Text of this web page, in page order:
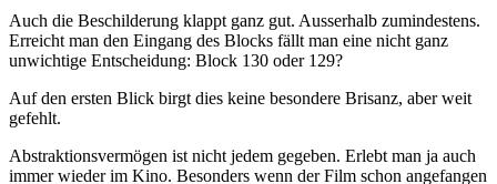
Auch die Beschilderung klappt ganz gut. Ausserhalb zumindestens.
Erreicht man den Eingang des Blocks fällt man eine nicht ganz
unwichtige Entscheidung: Block 130 oder 129?
Auf den ersten Blick birgt dies keine besondere Brisanz, aber weit
gefehlt.
Abstraktionsvermögen ist nicht jedem gegeben. Erlebt man ja auch
immer wieder im Kino. Besonders wenn der Film schon angefangen